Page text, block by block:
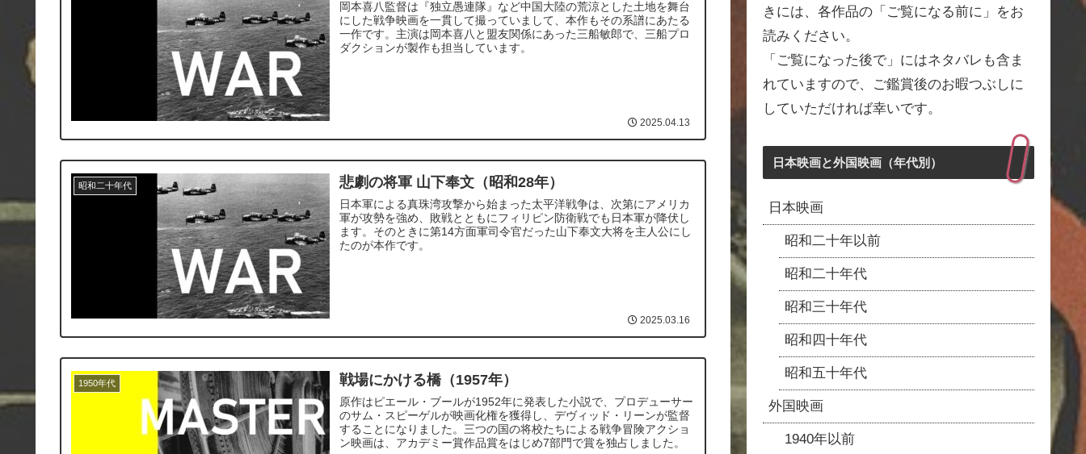
岡本喜八監督は『独立愚連隊』など中国大陸の荒涼とした土地を舞台
にした戦争映画を一貫して撮っていまして、本作もその系譜にあたる
一作です。主演は岡本喜八と盟友関係にあった三船敏郎で、三船プロ
ダクションが製作も担当しています。
2025.04.13
昭和二十年代 悲劇の将軍 山下奉文（昭和28年）
日本軍による真珠湾攻撃から始まった太平洋戦争は、次第にアメリカ
軍が攻勢を強め、敗戦とともにフィリピン防衛戦でも日本軍が降伏し
ます。そのときに第14方面軍司令官だった山下奉文大将を主人公にし
たのが本作です。
2025.03.16
1950年代 戦場にかける橋（1957年）
原作はピエール・ブールが1952年に発表した小説で、プロデューサー
のサム・スピーゲルが映画化権を獲得し、デヴィッド・リーンが監督
することになりました。三つの国の将校たちによる戦争冒険アクショ
ン映画は、アカデミー賞作品賞をはじめ7部門で賞を独占しました。
きには、各作品の「ご覧になる前に」をお
読みください。
「ご覧になった後で」にはネタバレも含ま
れていますので、ご鑑賞後のお暇つぶしに
していただければ幸いです。
日本映画と外国映画（年代別）
日本映画
昭和二十年以前
昭和二十年代
昭和三十年代
昭和四十年代
昭和五十年代
外国映画
1940年以前